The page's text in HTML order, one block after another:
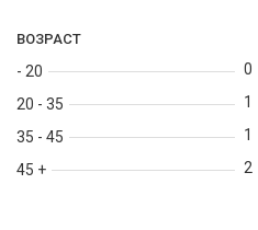
ВОЗРАСТ
- 20
20 - 35
35 - 45
45 +
0
1
1
2